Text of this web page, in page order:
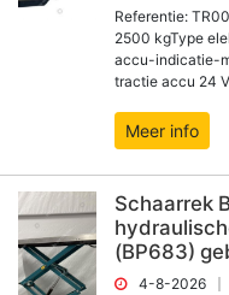
Referentie:
2500 kgType
accu-indicatie-
tractie accu 24
Meer info
Schaarrek
(BP683)
4-8-2026